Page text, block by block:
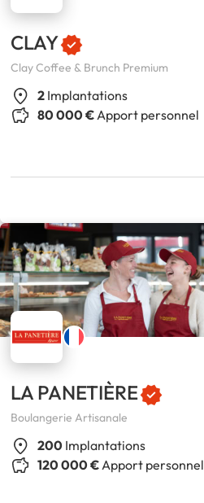
CLAY
Clay Coffee & Brunch Premium
2 Implantations
80 000 €Apport personnel
LA PANETIÈRE
Boulangerie Artisanale
200 Implantations
120 000 €Apport personnel